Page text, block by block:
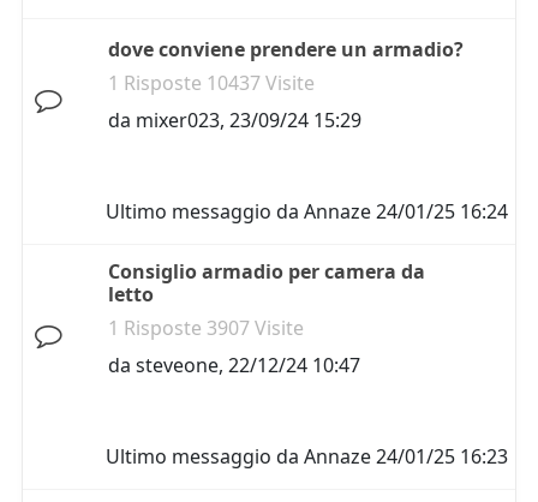
dove conviene prendere un armadio?
1 Risposte 10437 Visite
da mixer023, 23/09/24 15:29
Ultimo messaggio da Annaze24/01/25 16:24
Consiglio armadio per camera da
letto
1 Risposte 3907 Visite
da steveone, 22/12/24 10:47
Ultimo messaggio da Annaze24/01/25 16:23